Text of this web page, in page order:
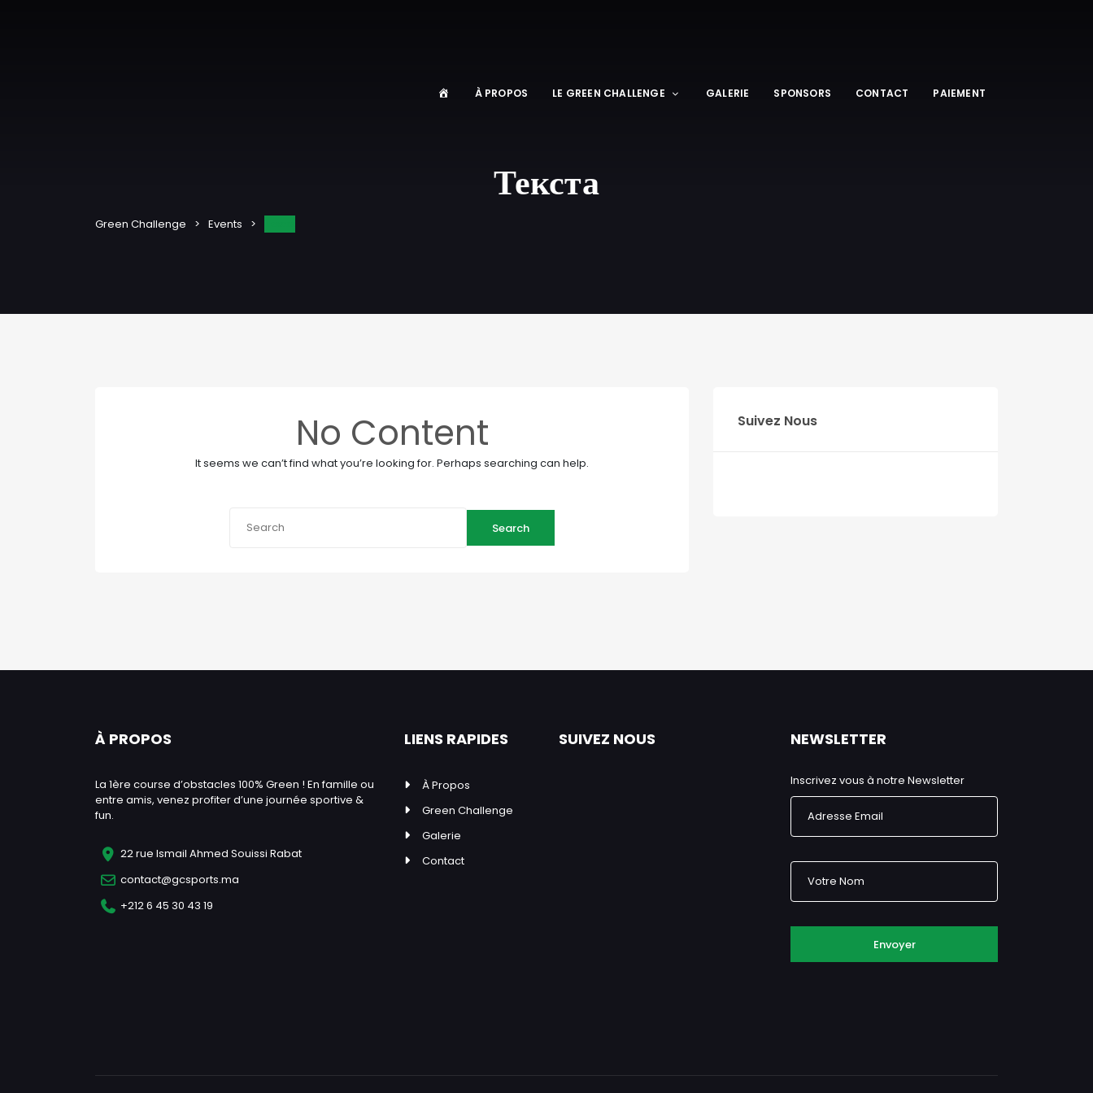
À PROPOS LE GREEN CHALLENGE GALERIE SPONSORS CONTACT PAIEMENT
Текста
Green Challenge Events
No Content
It seems we can’t find what you’re looking for. Perhaps searching can help.
Search
Suivez Nous
À PROPOS
La 1ère course d’obstacles 100% Green ! En famille ou
entre amis, venez profiter d’une journée sportive &
fun.
22 rue Ismail Ahmed Souissi Rabat
contact@gcsports.ma
+212 6 45 30 43 19
LIENS RAPIDES
À Propos
Green Challenge
Galerie
Contact
SUIVEZ NOUS NEWSLETTER
Inscrivez vous à notre Newsletter
Envoyer